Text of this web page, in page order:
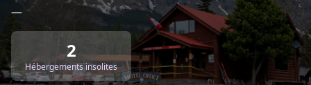
—
2
Hébergements insolites